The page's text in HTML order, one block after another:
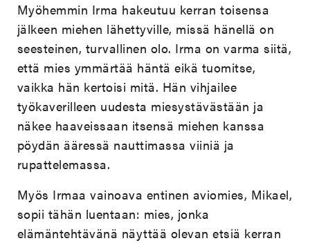
Myöhemmin Irma hakeutuu kerran toisensa
jälkeen miehen lähettyville, missä hänellä on
seesteinen, turvallinen olo. Irma on varma siitä,
että mies ymmärtää häntä eikä tuomitse,
vaikka hän kertoisi mitä. Hän vihjailee
työkaverilleen uudesta miesystävästään ja
näkee haaveissaan itsensä miehen kanssa
pöydän ääressä nauttimassa viiniä ja
rupattelemassa.
Myös Irmaa vainoava entinen aviomies, Mikael,
sopii tähän luentaan: mies, jonka
elämäntehtävänä näyttää olevan etsiä kerran